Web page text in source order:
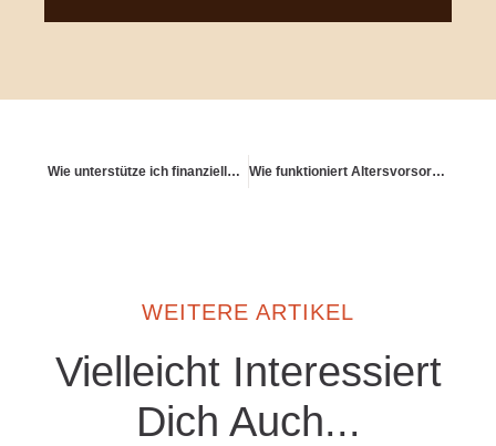
Wie unterstütze ich finanzielle Klarheit durch räumliche Klarheit? Wie funktioniert Altersvorsorge in Freundschaft und Gemeinschaft?
WEITERE ARTIKEL
Vielleicht Interessiert
Dich Auch...